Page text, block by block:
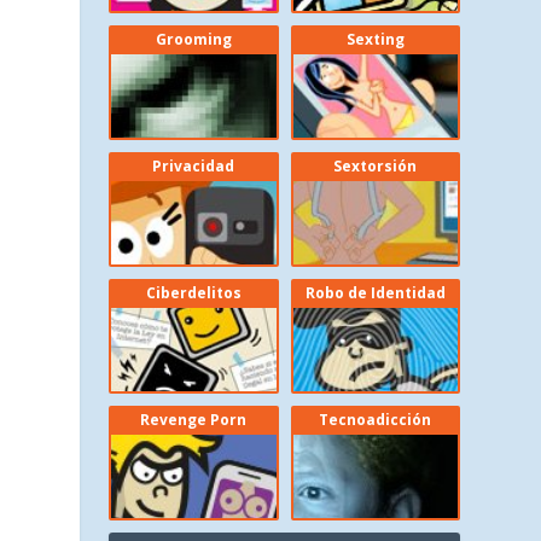
Grooming Sexting
Privacidad Sextorsión
Ciberdelitos Robo de Identidad
Revenge Porn Tecnoadicción